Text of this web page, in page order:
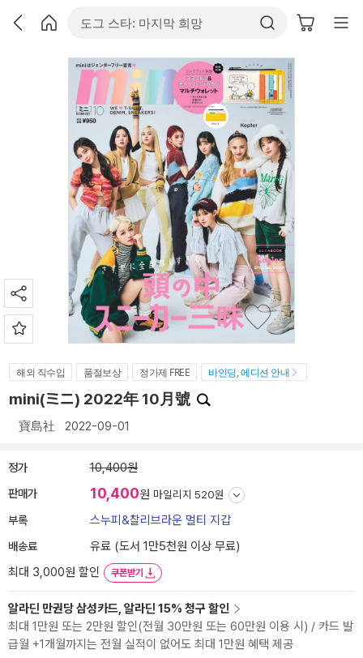
해외 직수입 품절보상 정가제 FREE 바인딩, 에디션 안내
mini(ミニ) 2022年 10月號
寶島社 2022-09-01
정가 10,400원
판매가 10,400원 마일리지 520원
부록 스누피&찰리브라운 멀티 지갑
배송료
유료 (도서 1만5천원 이상 무료)
최대 3,000원 할인
쿠폰받기
알라딘 만권당 삼성카드, 알라딘 15% 청구 할인
최대 1만원 또는 2만원 할인(전월 30만원 또는 60만원 이용 시) / 카드 발
급월 +1개월까지는 전월 실적이 없어도 최대 1만원 혜택 제공